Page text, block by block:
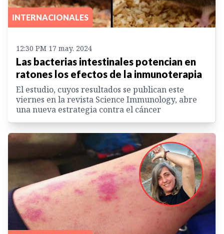
INTERNACIONALES
12:30 PM 17 may. 2024
Las bacterias intestinales potencian en
ratones los efectos de la inmunoterapia
El estudio, cuyos resultados se publican este
viernes en la revista Science Immunology, abre
una nueva estrategia contra el cáncer